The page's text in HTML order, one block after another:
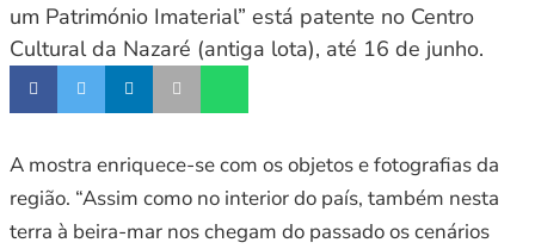
um Património Imaterial” está patente no Centro
Cultural da Nazaré (antiga lota), até 16 de junho.
A mostra enriquece-se com os objetos e fotografias da
região. “Assim como no interior do país, também nesta
terra à beira-mar nos chegam do passado os cenários